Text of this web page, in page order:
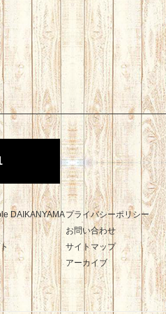
DAIKANYAMAプライバシーポリシー
お問い合わせ
サイトマップ
アーカイブ